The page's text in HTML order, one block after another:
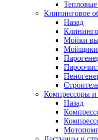
Клининговое
Назад
Мойки
Мойщики
Компрессоры и
Назад